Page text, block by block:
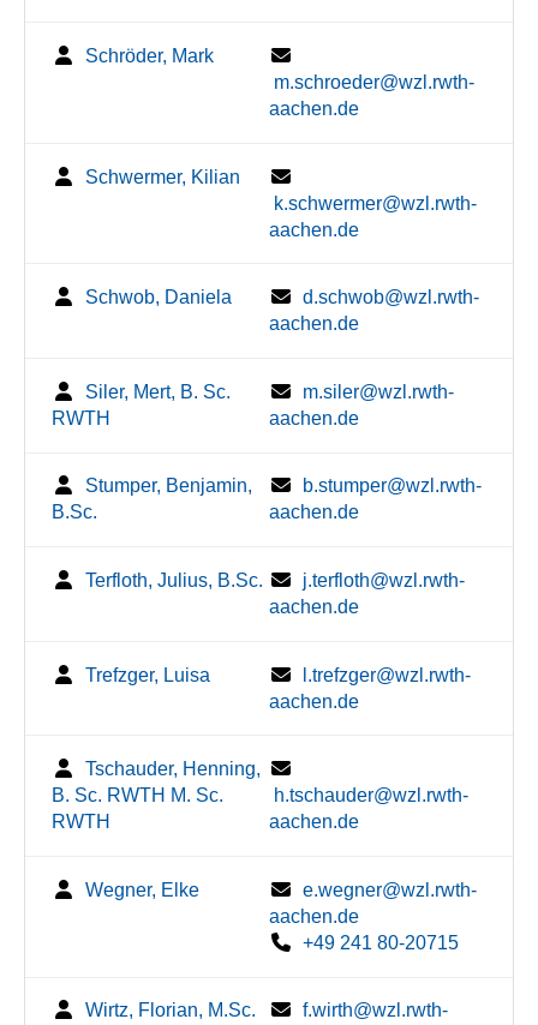
Schröder, Mark
m.schroeder@wzl.rwth-
aachen.de
Schwermer, Kilian
k.schwermer@wzl.rwth-
aachen.de
Schwob, Daniela
d.schwob@wzl.rwth-
aachen.de
Siler, Mert, B. Sc.
RWTH
m.siler@wzl.rwth-
aachen.de
Stumper, Benjamin,
B.Sc.
b.stumper@wzl.rwth-
aachen.de
Terfloth, Julius, B.Sc.
j.terfloth@wzl.rwth-
aachen.de
Trefzger, Luisa
l.trefzger@wzl.rwth-
aachen.de
Tschauder, Henning,
B. Sc. RWTH M. Sc.
RWTH
h.tschauder@wzl.rwth-
aachen.de
Wegner, Elke
e.wegner@wzl.rwth-
aachen.de
+49 241 80-20715
Wirtz, Florian, M.Sc.
f.wirth@wzl.rwth-